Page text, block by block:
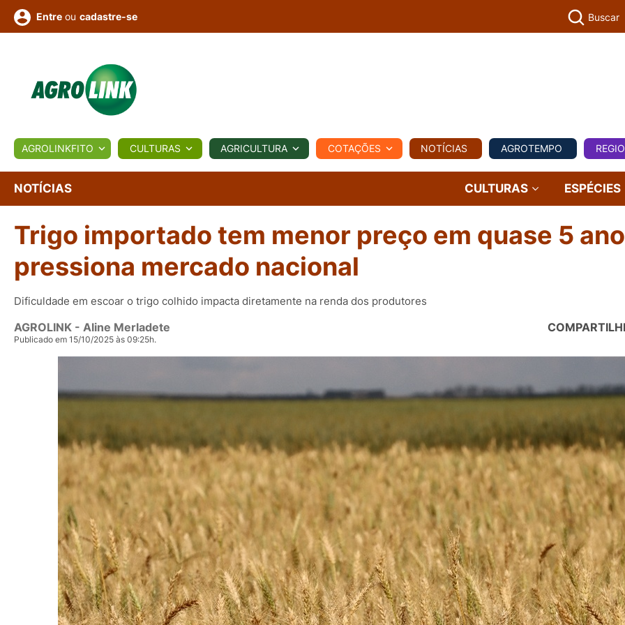
BIOLÓGICOS COTAÇÕES NOTÍCIAS AGROTEMPO REGIONAL COMERCIAL AGROVIAGENS
Conversor Colunistas Eventos
Fotos
e
Vídeos
Entre ou cadastre-se Buscar
AGROLINKFITO CULTURAS AGRICULTURA COTAÇÕES NOTÍCIAS AGROTEMPO
NOTÍCIAS CULTURAS ESPÉCIES
Trigo importado tem menor preço em quase 5
pressiona mercado nacional
Dificuldade em escoar o trigo colhido impacta diretamente na renda dos produtores
AGROLINK - Aline Merladete
Publicado em 15/10/2025 às 09:25h.